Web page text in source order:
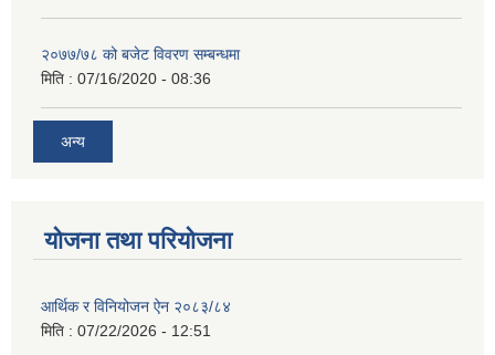
२०७७/७८ को बजेट विवरण सम्बन्धमा
मिति : 07/16/2020 - 08:36
अन्य
योजना तथा परियोजना
आर्थिक र विनियोजन ऐन २०८३/८४
मिति : 07/22/2026 - 12:51